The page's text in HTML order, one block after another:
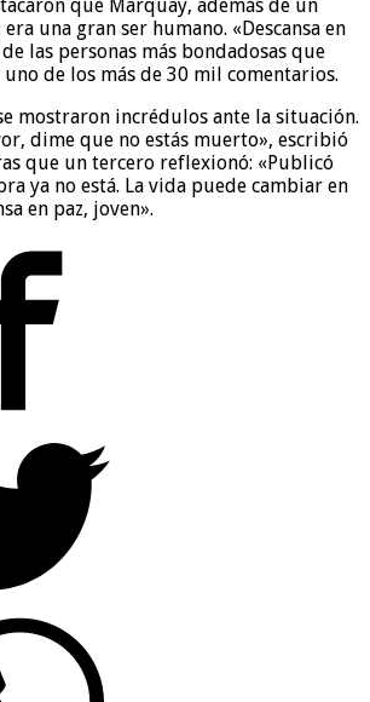
que Marquay, además de un
una gran ser humano. «Descansa en
las personas más bondadosas que
uno de los más de 30 mil comentarios.
mostraron incrédulos ante la situación.
dime que no estás muerto», escribió
que un tercero reflexionó: «Publicó
ya no está. La vida puede cambiar en
en paz, joven».